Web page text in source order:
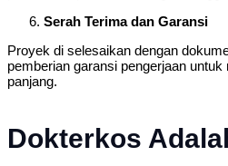
Serah Terima dan Garansi
Proyek di selesaikan dengan
pemberian garansi pengerjaan
panjang.
Dokterkos